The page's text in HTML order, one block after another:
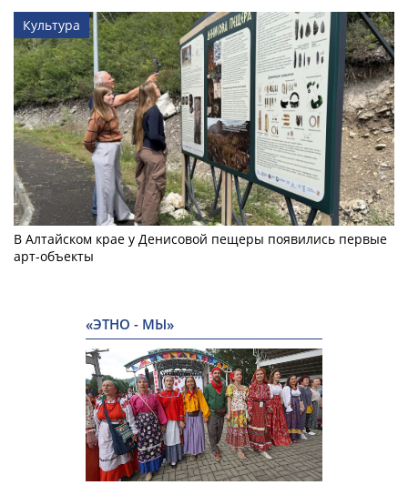
Культура
В Алтайском крае у Денисовой пещеры появились первые
арт-объекты
«ЭТНО - МЫ»